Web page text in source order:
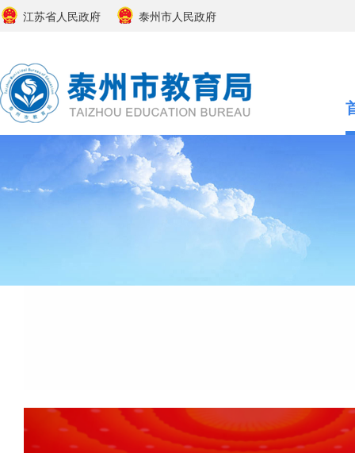
江苏省人民政府 泰州市人民政府